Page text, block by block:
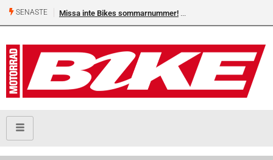
SENASTE Missa inte Bikes sommarnummer!